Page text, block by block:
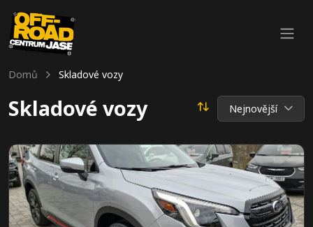
Domů Skladové vozy
Skladové vozy Nejnovější